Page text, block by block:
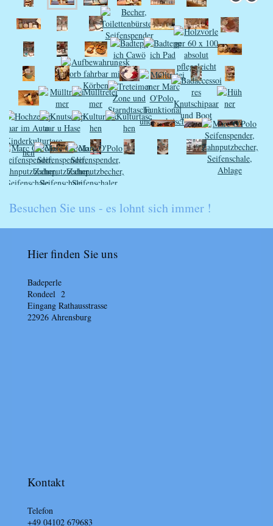
Besuchen Sie uns - es lohnt sich immer !
Hier finden Sie uns
Badeperle
Rondeel 2
Eingang Rathausstrasse
22926 Ahrensburg
Kontakt
Telefon
+49 04102 679683